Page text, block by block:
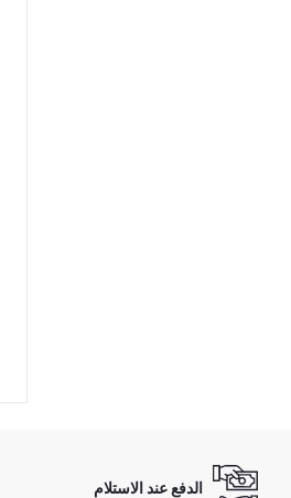
الدفع عند الاستلام